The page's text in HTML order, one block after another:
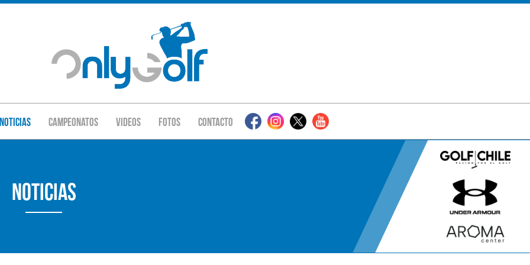
Noticias Campeonatos Videos Fotos Contacto
Noticias